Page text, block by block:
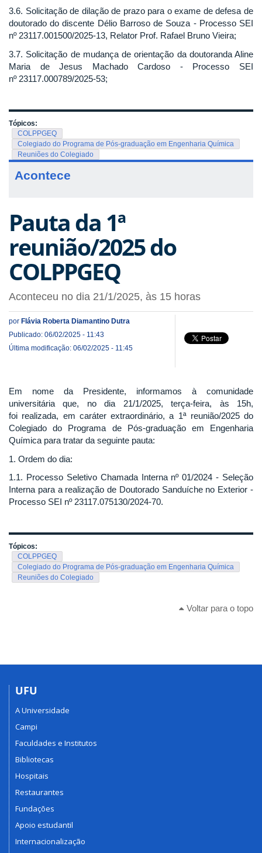
3.6. Solicitação de dilação de prazo para o exame de defesa de
doutorado do discente Délio Barroso de Souza - Processo SEI
nº 23117.001500/2025-13, Relator Prof. Rafael Bruno Vieira;
3.7. Solicitação de mudança de orientação da doutoranda Aline
Maria de Jesus Machado Cardoso - Processo SEI
nº 23117.000789/2025-53;
Tópicos:
COLPPGEQ
Colegiado do Programa de Pós-graduação em Engenharia Química
Reuniões do Colegiado
Acontece
Pauta da 1ª
reunião/2025 do
COLPPGEQ
Aconteceu no dia 21/1/2025, às 15 horas
por Flávia Roberta Diamantino Dutra
Publicado: 06/02/2025 - 11:43
Última modificação: 06/02/2025 - 11:45
Em nome da Presidente, informamos à comunidade
universitária que, no dia 21/1/2025, terça-feira, às 15h,
foi realizada, em caráter extraordinário, a 1ª reunião/2025 do
Colegiado do Programa de Pós-graduação em Engenharia
Química para tratar da seguinte pauta:
1. Ordem do dia:
1.1. Processo Seletivo Chamada Interna nº 01/2024 - Seleção
Interna para a realização de Doutorado Sanduíche no Exterior -
Processo SEI nº 23117.075130/2024-70.
Tópicos:
COLPPGEQ
Colegiado do Programa de Pós-graduação em Engenharia Química
Reuniões do Colegiado
Voltar para o topo
UFU
A Universidade
Campi
Faculdades e Institutos
Bibliotecas
Hospitais
Restaurantes
Fundações
Apoio estudantil
Internacionalização